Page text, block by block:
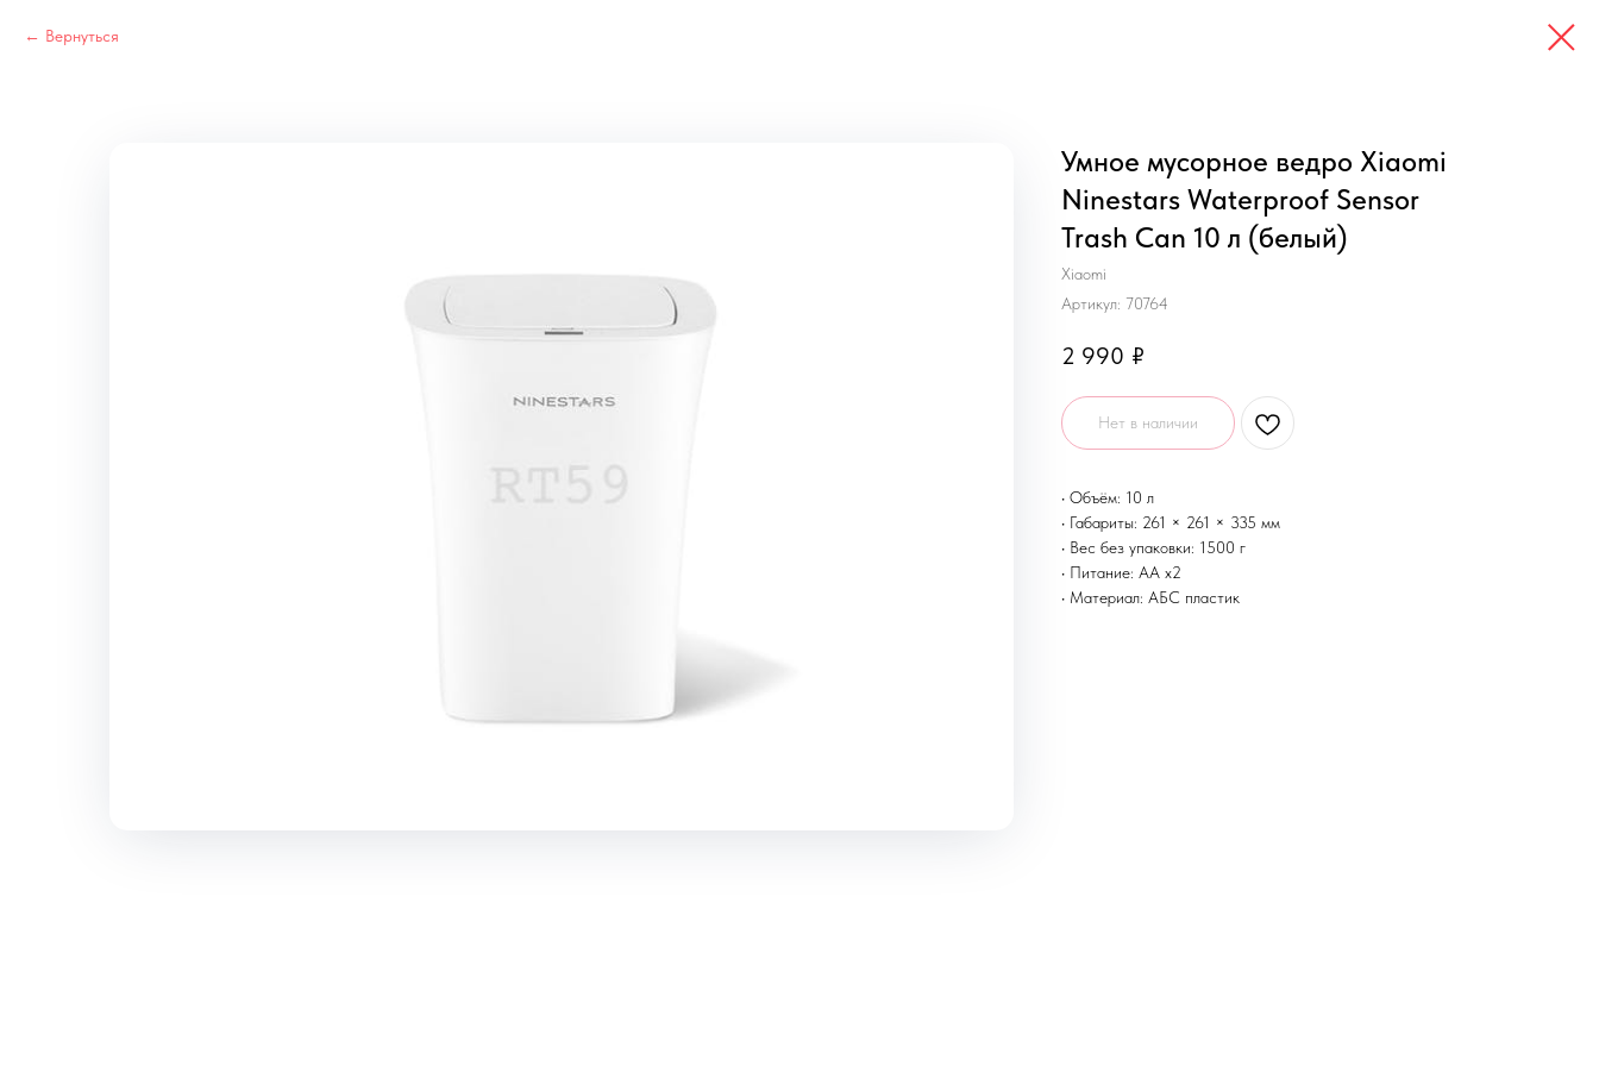
Вернуться
Умное мусорное ведро Xiaomi
Ninestars Waterproof Sensor
Trash Can 10 л (белый)
Xiaomi
Артикул: 70764
2 990 ₽
Нет в наличии
• Объём: 10 л
• Габариты: 261 × 261 × 335 мм
• Вес без упаковки: 1500 г
• Питание: АА х2
• Материал: АБС пластик